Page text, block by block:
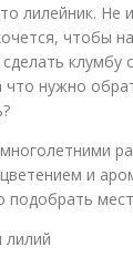
лилейник. Не
чтобы
клумбу
что нужно
и
подобрать
лилий